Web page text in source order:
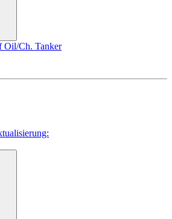
Oil/Ch. Tanker